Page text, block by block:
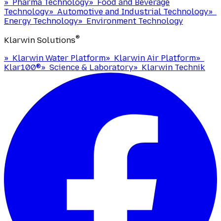
» Pharma Technology» Food and Beverage
Technology» Automotive and Industrial Technology»
Energy Technology» Environment Technology
Klarwin Solutions®
» Klarwin Water Platform» Klarwin Air Platform»
Klar100®» Science & Laboratory» Klarwin Technik